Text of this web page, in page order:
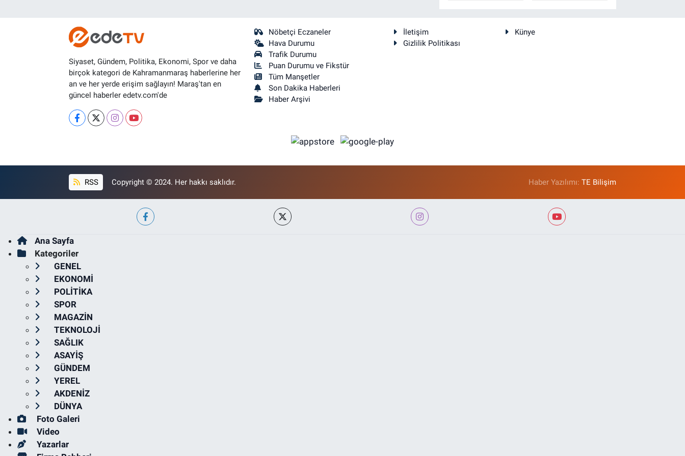
Siyaset, Gündem, Politika, Ekonomi, Spor ve daha
birçok kategori de Kahramanmaraş haberlerine her
an ve her yerde erişim sağlayın! Maraş'tan en
güncel haberler edetv.com'de
Nöbetçi Eczaneler
Hava Durumu
Trafik Durumu
Puan Durumu ve Fikstür
Tüm Manşetler
Son Dakika Haberleri
Haber Arşivi
İletişim
Künye
Gizlilik Politikası
RSS Copyright © 2024. Her hakkı saklıdır. Haber Yazılımı:TE Bilişim
Ana Sayfa
Kategoriler
GENEL
EKONOMİ
POLİTİKA
SPOR
MAGAZİN
TEKNOLOJİ
SAĞLIK
ASAYİŞ
GÜNDEM
YEREL
AKDENİZ
DÜNYA
Foto Galeri
Video
Yazarlar